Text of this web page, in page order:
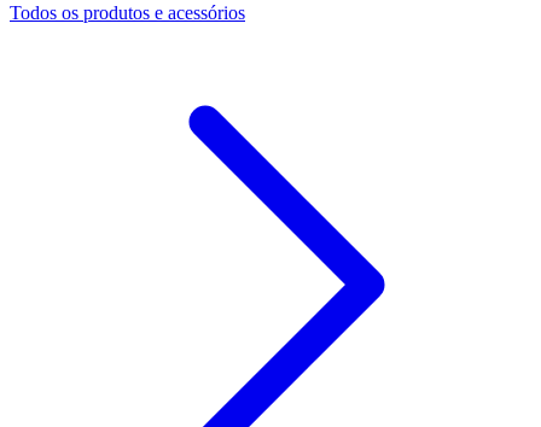
Todos os produtos e acessórios